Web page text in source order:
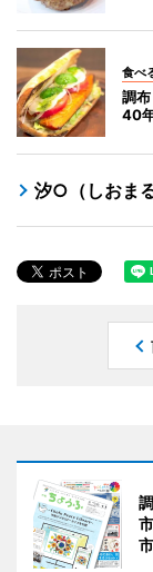
食べ
調
40
汐○（しおまる